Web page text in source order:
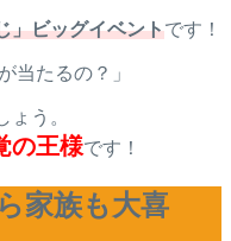
」ビッグイベントです！
当たるの？」
う。
の王様です！
家族も大喜